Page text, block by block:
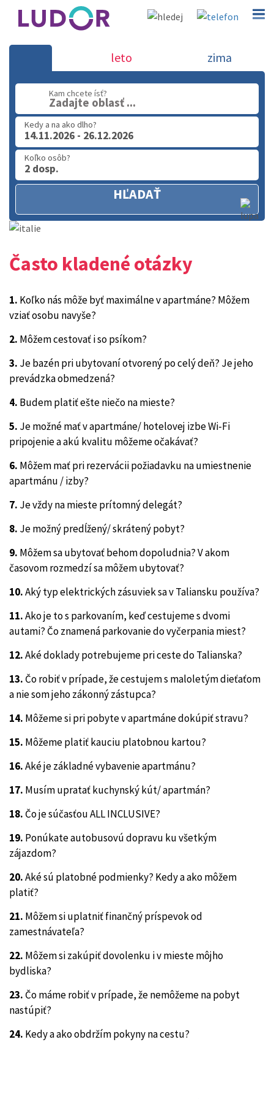
Dovolenka Taliansko - 2026-
02 2063 3182
leto zima
Kam chcete ísť?
Zadajte oblasť ...
Kedy a na ako dlho?
14.11.2026 - 26.12.2026
Koľko osôb?
2 dosp.
HĽADAŤ
Často kladené otázky
1. Koľko nás môže byť maximálne v apartmáne? Môžem
vziať osobu navyše?
2. Môžem cestovať i so psíkom?
3. Je bazén pri ubytovaní otvorený po celý deň? Je jeho
prevádzka obmedzená?
4. Budem platiť ešte niečo na mieste?
5. Je možné mať v apartmáne/ hotelovej izbe Wi-Fi
pripojenie a akú kvalitu môžeme očakávať?
6. Môžem mať pri rezervácii požiadavku na umiestnenie
apartmánu / izby?
7. Je vždy na mieste prítomný delegát?
8. Je možný predĺžený/ skrátený pobyt?
9. Môžem sa ubytovať behom dopoludnia? V akom
časovom rozmedzí sa môžem ubytovať?
10.Aký typ elektrických zásuviek sa v Taliansku používa?
11.Ako je to s parkovaním, keď cestujeme s dvomi
autami? Čo znamená parkovanie do vyčerpania miest?
12.Aké doklady potrebujeme pri ceste do Talianska?
13. Čo robiť v prípade, že cestujem s maloletým dieťaťom
a nie som jeho zákonný zástupca?
14. Môžeme si pri pobyte v apartmáne dokúpiť stravu?
15. Môžeme platiť kauciu platobnou kartou?
16.Aké je základné vybavenie apartmánu?
17. Musím upratať kuchynský kút/ apartmán?
18. Čo je súčasťou ALL INCLUSIVE?
19. Ponúkate autobusovú dopravu ku všetkým
zájazdom?
20.Aké sú platobné podmienky? Kedy a ako môžem
platiť?
21. Môžem si uplatniť finančný príspevok od
zamestnávateľa?
22. Môžem si zakúpiť dovolenku i v mieste môjho
bydliska?
23. Čo máme robiť v prípade, že nemôžeme na pobyt
nastúpiť?
24. Kedy a ako obdržím pokyny na cestu?